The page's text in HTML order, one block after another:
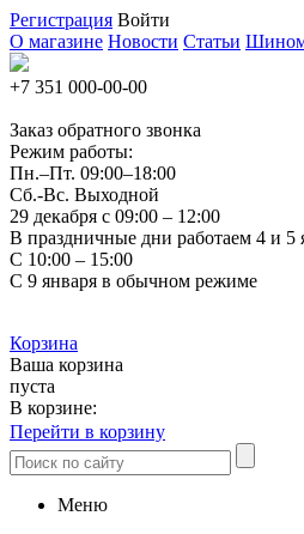
Регистрация Войти
О магазине Новости Статьи
+7 351 000-00-00
Заказ обратного звонка
Режим работы:
Пн.–Пт. 09:00–18:00
Сб.-Вс. Выходной
29 декабря с 09:00 – 12:00
В праздничные дни работаем 4 и 5
С 10:00 – 15:00
С 9 января в обычном режиме
Корзина
Ваша корзина
пуста
В корзине:
Перейти в корзину
Меню